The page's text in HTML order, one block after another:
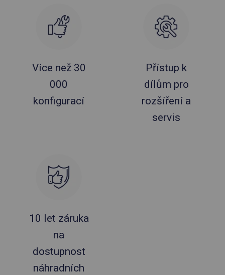
Více než 30
000
konfigurací
Přístup k
dílům pro
rozšíření a
servis
10 let záruka
na
dostupnost
náhradních